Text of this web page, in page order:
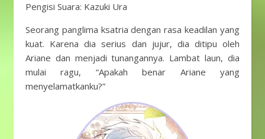
Pengisi Suara: Kazuki Ura
Seorang panglima ksatria dengan rasa keadilan yang
kuat. Karena dia serius dan jujur, dia ditipu oleh
Ariane dan menjadi tunangannya. Lambat laun, dia
mulai ragu, “Apakah benar Ariane yang
menyelamatkanku?”